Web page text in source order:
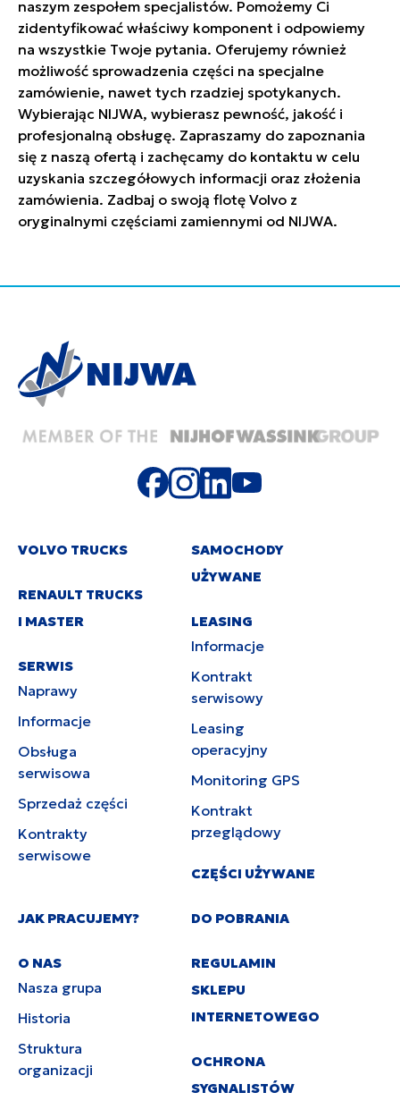
naszym zespołem specjalistów. Pomożemy Ci
zidentyfikować właściwy komponent i odpowiemy
na wszystkie Twoje pytania. Oferujemy również
możliwość sprowadzenia części na specjalne
zamówienie, nawet tych rzadziej spotykanych.
Wybierając NIJWA, wybierasz pewność, jakość i
profesjonalną obsługę. Zapraszamy do zapoznania
się z naszą ofertą i zachęcamy do kontaktu w celu
uzyskania szczegółowych informacji oraz złożenia
zamówienia. Zadbaj o swoją flotę Volvo z
oryginalnymi częściami zamiennymi od NIJWA.
VOLVO TRUCKS
RENAULT TRUCKS
I MASTER
SERWIS
Naprawy
Informacje
Obsługa
serwisowa
Sprzedaż części
Kontrakty
serwisowe
SAMOCHODY
UŻYWANE
LEASING
Informacje
Kontrakt
serwisowy
Leasing
operacyjny
Monitoring GPS
Kontrakt
przeglądowy
CZĘŚCI UŻYWANE
JAK PRACUJEMY?
O NAS
Nasza grupa
Historia
Struktura
organizacji
DO POBRANIA
REGULAMIN
SKLEPU
INTERNETOWEGO
OCHRONA
SYGNALISTÓW